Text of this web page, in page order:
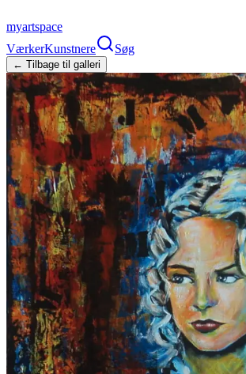
myartspace
VærkerKunstnere Søg
← Tilbage til galleri